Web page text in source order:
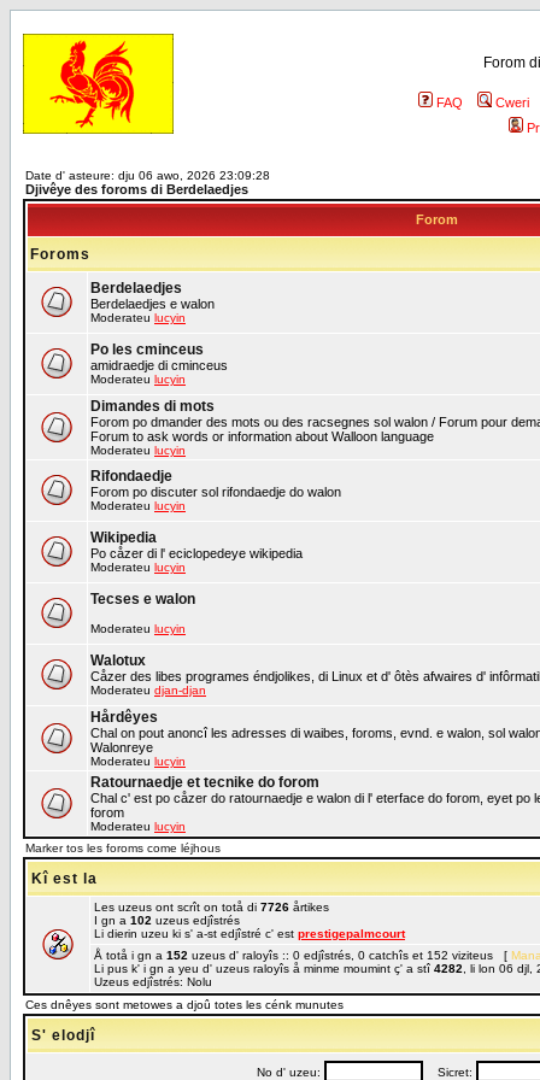
Forom
FAQ
Cweri
Date d' asteure: dju 06 awo, 2026 23:09:28
Djivêye des foroms di Berdelaedjes
Forom
Foroms
Berdelaedjes
Berdelaedjes e walon
Moderateu lucyin
Po les cminceus
amidraedje di cminceus
Moderateu lucyin
Dimandes di mots
Forom po dmander des mots ou des racsegnes sol walon / Forum pour
Forum to ask words or information about Walloon language
Moderateu lucyin
Rifondaedje
Forom po discuter sol rifondaedje do walon
Moderateu lucyin
Wikipedia
Po cåzer di l' eciclopedeye wikipedia
Moderateu lucyin
Tecses e walon
Moderateu lucyin
Walotux
Cåzer des libes programes éndjolikes, di Linux et d' ôtès afwaires d'
Moderateu djan-djan
Hårdêyes
Chal on pout anoncî les adresses di waibes, foroms, evnd. e walon, sol
Walonreye
Moderateu lucyin
Ratournaedje et tecnike do forom
Chal c' est po cåzer do ratournaedje e walon di l' eterface do forom, eyet
forom
Moderateu lucyin
Marker tos les foroms come léjhous
Kî est la
Les uzeus ont scrît on totå di 7726 årtikes
I gn a 102 uzeus edjîstrés
Li dierin uzeu ki s' a-st edjîstré c' est prestigepalmcourt
Å totå i gn a 152 uzeus d' raloyîs :: 0 edjîstrés, 0 catchîs et 152 viziteus [
Li pus k' i gn a yeu d' uzeus raloyîs å minme moumint ç' a stî 4282 , li lon 06
Uzeus edjîstrés: Nolu
Ces dnêyes sont metowes a djoû totes les cénk munutes
S' elodjî
No d' uzeu: Sicret: